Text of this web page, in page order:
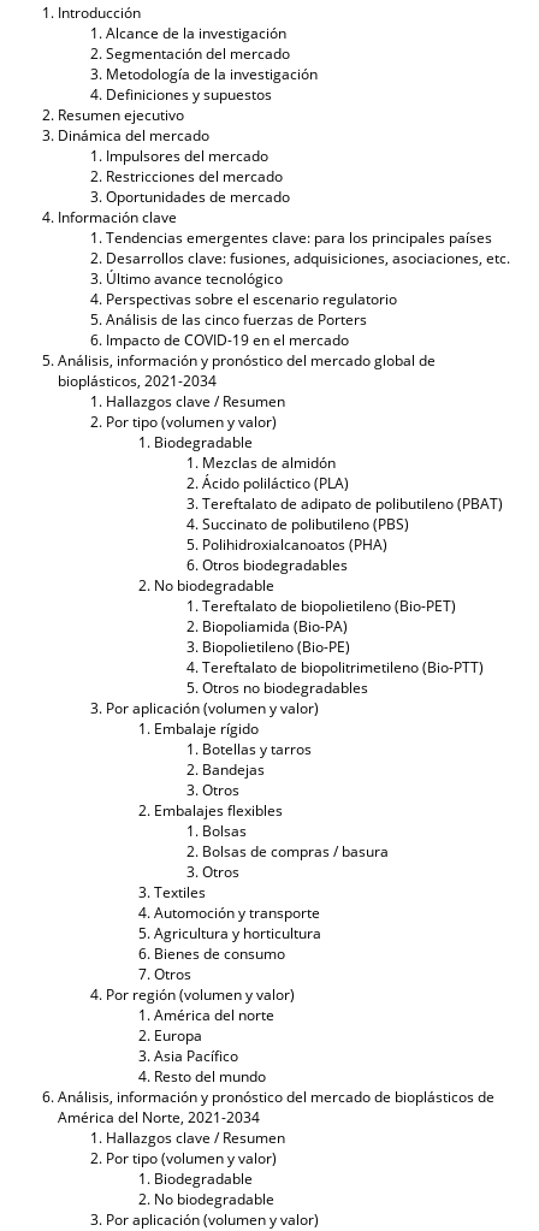
Introducción
Alcance de la investigación
Segmentación del mercado
Metodología de la investigación
Definiciones y supuestos
Resumen ejecutivo
Dinámica del mercado
Impulsores del mercado
Restricciones del mercado
Oportunidades de mercado
Información clave
Tendencias emergentes clave: para los principales países
Desarrollos clave: fusiones, adquisiciones, asociaciones, etc.
Último avance tecnológico
Perspectivas sobre el escenario regulatorio
Análisis de las cinco fuerzas de Porters
Impacto de COVID-19 en el mercado
Análisis, información y pronóstico del mercado global de
bioplásticos, 2021-2034
Hallazgos clave / Resumen
Por tipo (volumen y valor)
Biodegradable
Mezclas de almidón
Ácido poliláctico (PLA)
Tereftalato de adipato de polibutileno (PBAT)
Succinato de polibutileno (PBS)
Polihidroxialcanoatos (PHA)
Otros biodegradables
No biodegradable
Tereftalato de biopolietileno (Bio-PET)
Biopoliamida (Bio-PA)
Biopolietileno (Bio-PE)
Tereftalato de biopolitrimetileno (Bio-PTT)
Otros no biodegradables
Por aplicación (volumen y valor)
Embalaje rígido
Botellas y tarros
Bandejas
Otros
Embalajes flexibles
Bolsas
Bolsas de compras / basura
Otros
Textiles
Automoción y transporte
Agricultura y horticultura
Bienes de consumo
Otros
Por región (volumen y valor)
América del norte
Europa
Asia Pacífico
Resto del mundo
Análisis, información y pronóstico del mercado de bioplásticos de
América del Norte, 2021-2034
Hallazgos clave / Resumen
Por tipo (volumen y valor)
Biodegradable
No biodegradable
Por aplicación (volumen y valor)